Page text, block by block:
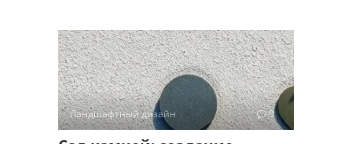
Ландшафтный дизайн 0